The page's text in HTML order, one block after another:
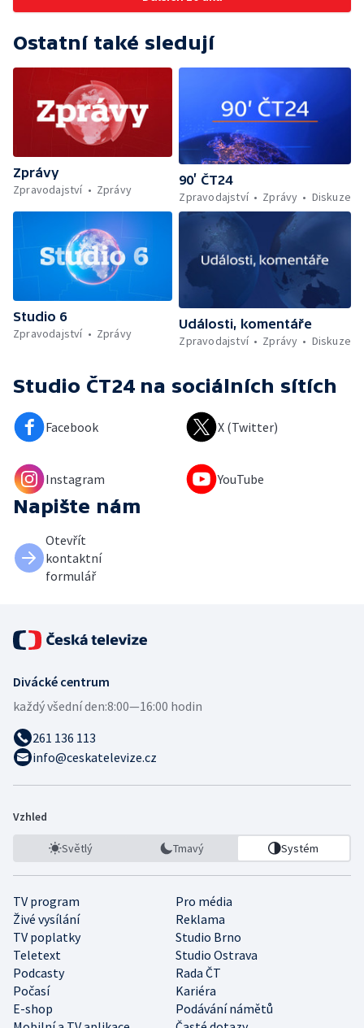
Ostatní také sledují
Zprávy
Zpravodajství
Zprávy
90’ ČT24
Zpravodajství
Zprávy Diskuze
Studio 6
Zpravodajství
Zprávy
Události, komentáře
Zpravodajství
Zprávy Diskuze
Studio ČT24 na sociálních sítích
Facebook X (Twitter)
Instagram YouTube
Napište nám
Otevřít
kontaktní
formulář
Divácké centrum
každý všední den:8:00—16:00 hodin
261 136 113
info@ceskatelevize.cz
Vzhled
Světlý Tmavý Systém
TV program
Pro média
Živé vysílání
Reklama
TV poplatky
Studio Brno
Teletext
Studio Ostrava
Podcasty
Rada ČT
Počasí
Kariéra
E-shop
Podávání námětů